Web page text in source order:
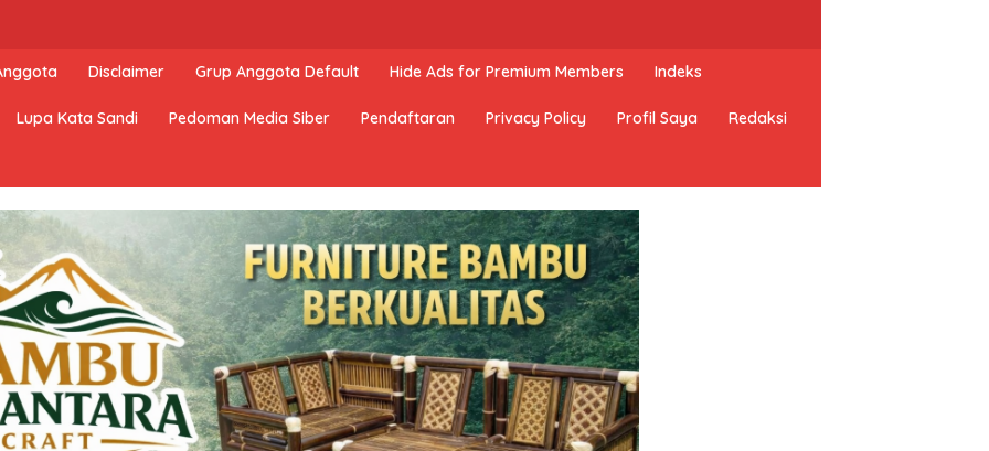
Disclaimer Grup Anggota Default Hide Ads for Premium Members Indeks
Lupa Kata Sandi Pedoman Media Siber Pendaftaran Privacy Policy Profil Saya Redaksi